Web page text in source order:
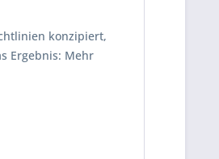
konzipiert,
Ergebnis: Mehr